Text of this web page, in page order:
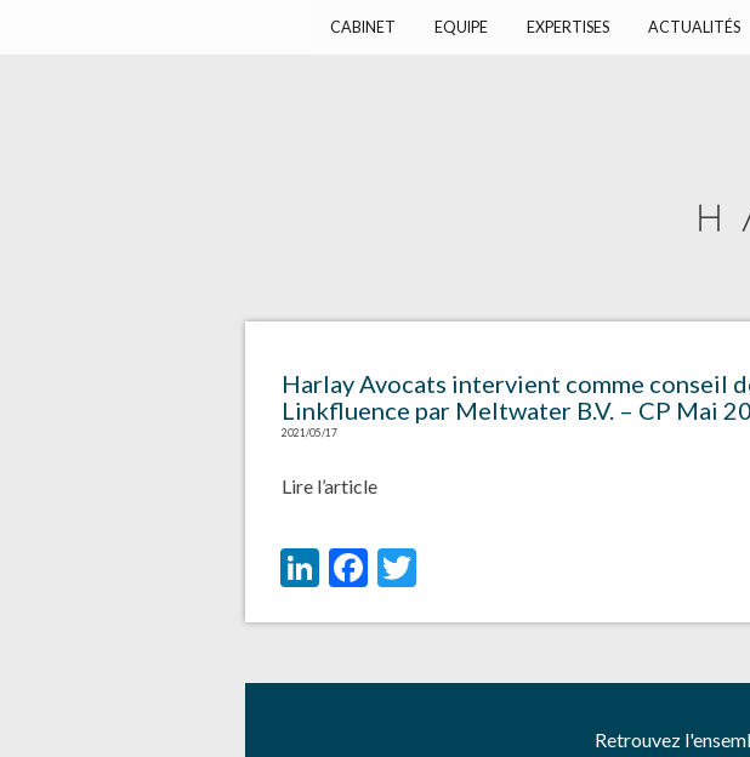
CABINET EQUIPE EXPERTISES ACTUALITÉS
Harlay Avocats intervient comme conseil
Linkfluence par Meltwater B.V. – CP Mai
2021/05/17
Lire l’article
LinkedIn
Facebook
Retrouvez